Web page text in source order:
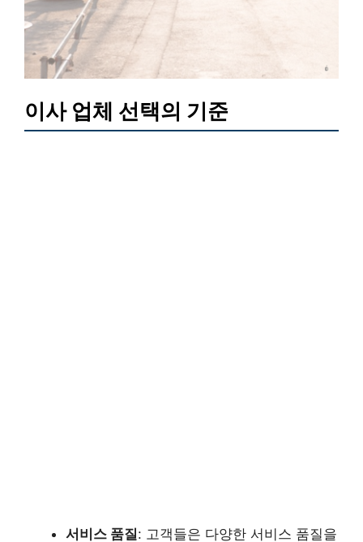
이사 업체 선택의 기준
서비스 품질: 고객들은 다양한 서비스 품질을